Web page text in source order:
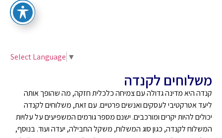
Select Language ▼
משלוחים לקנדה
קנדה היא מדינה גדולה עם צמיחה כלכלית חזקה, מה שהופך אותה
ליעד אטרקטיבי לעסקים ואנשים פרטיים. עם זאת, משלוחים לקנדה
יכולים להיות יקרים ומורכבים. ישנם מספר גורמים המשפיעים על עלויות
המשלוח לקנדה, כגון סוג המשלוח, משקל החבילה, יעדה ועוד. בנוסף,